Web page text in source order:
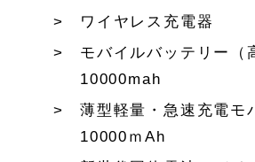
ワイヤレス充電器
モバイルバッテリー（
10000mah
薄型軽量・急速充電モ
10000ｍAh